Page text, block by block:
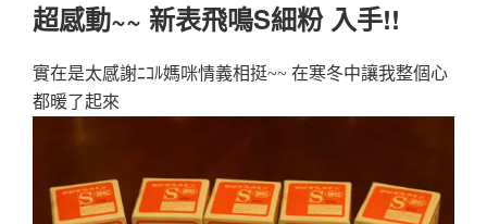
佈
於
超感動~~ 新表飛鳴S細粉 入手!!
實在是太感謝ﾆｺﾙ媽咪情義相挺~~ 在寒冬中讓我整個心
都暖了起來